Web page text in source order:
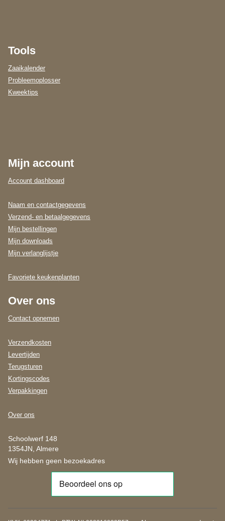
Tools
Zaaikalender
Probleemoplosser
Kweektips
Mijn account
Account dashboard
Naam en contactgegevens
Verzend- en betaalgegevens
Mijn bestellingen
Mijn downloads
Mijn verlanglijstje
Favoriete keukenplanten
Over ons
Contact opnemen
Verzendkosten
Levertijden
Terugsturen
Kortingscodes
Verpakkingen
Over ons
Schoolwerf 148
1354JN, Almere
Wij hebben geen bezoekadres